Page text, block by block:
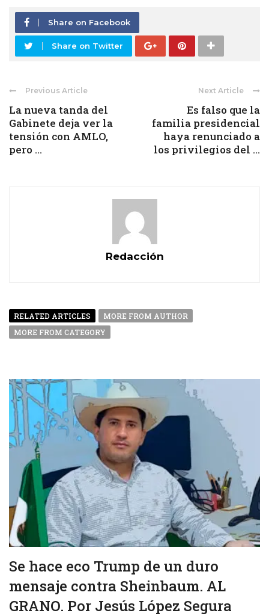
Share on Facebook
Share on Twitter
Previous Article
La nueva tanda del
Gabinete deja ver la
tensión con AMLO,
pero ...
Next Article
Es falso que la
familia presidencial
haya renunciado a
los privilegios del ...
Redacción
RELATED ARTICLES
MORE FROM AUTHOR
MORE FROM CATEGORY
Se hace eco Trump de un duro
mensaje contra Sheinbaum. AL
GRANO. Por Jesús López Segura